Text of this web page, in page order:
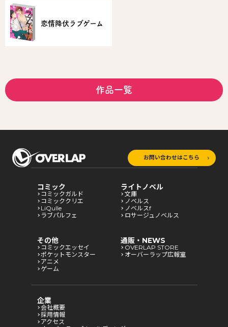
恋情降伏ラブゲーム
作品一覧
お問い合わせはこちら
コミック
コミックガルド
コミッククリエ
LiQulle
ラブパルフェ
ライトノベル
文庫
ノベルス
ノベルスf
ロサージュノベルス
その他
コミックエッセイ
ポケットモンスター
アニメ
ゲーム
通販・NEWS
OVERLAP STORE
オーバーラップ広報室
企業
会社概要
採用情報
アクセス